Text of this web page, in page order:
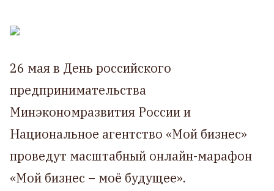
26 мая в День российского
предпринимательства
Минэкономразвития России и
Национальное агентство «Мой бизнес»
проведут масштабный онлайн-марафон
«Мой бизнес – моё будущее».